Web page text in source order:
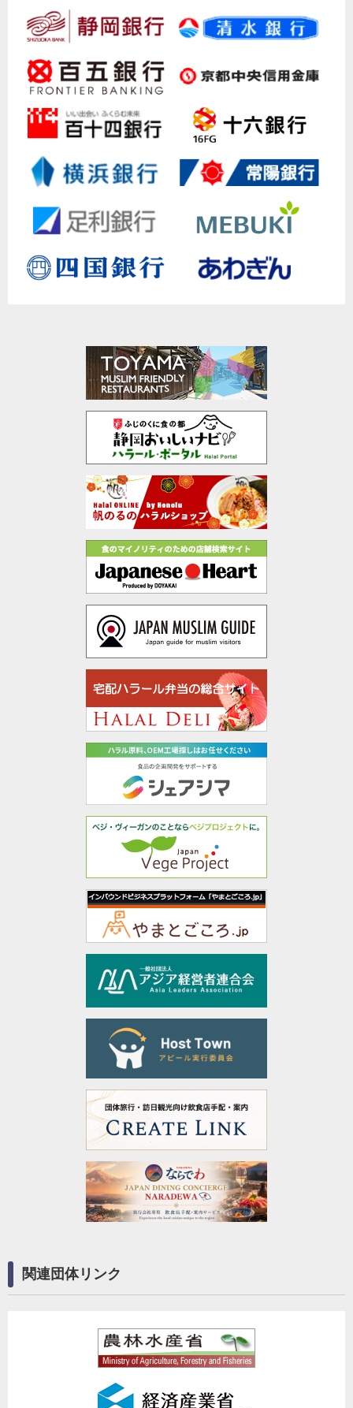
関連団体リンク